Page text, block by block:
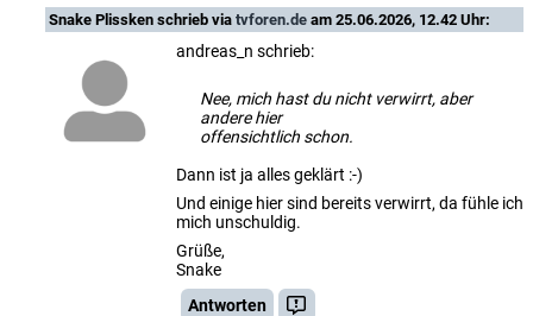
Snake Plissken schrieb via tvforen.de am 25.06.2026, 12.42 Uhr:
andreas_n schrieb:
Nee, mich hast du nicht verwirrt, aber
andere hier
offensichtlich schon.
Dann ist ja alles geklärt :-)
Und einige hier sind bereits verwirrt, da fühle ich
mich unschuldig.
Grüße,
Snake
Antworten